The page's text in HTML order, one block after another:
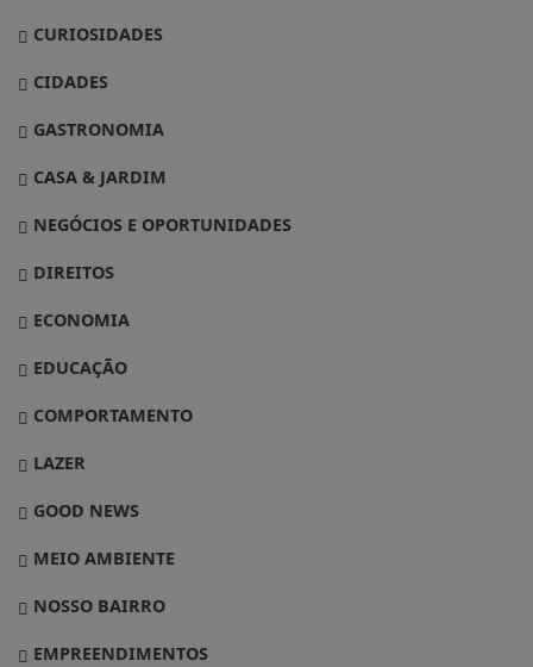
CURIOSIDADES
CIDADES
GASTRONOMIA
CASA & JARDIM
NEGÓCIOS E OPORTUNIDADES
DIREITOS
ECONOMIA
EDUCAÇÃO
COMPORTAMENTO
LAZER
GOOD NEWS
MEIO AMBIENTE
NOSSO BAIRRO
EMPREENDIMENTOS